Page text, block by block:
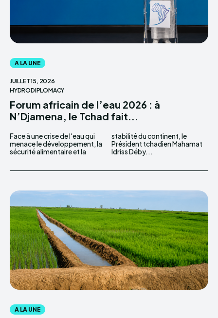
A LA UNE
JUILLET 15, 2026
HYDRODIPLOMACY
Forum africain de l’eau 2026 : à
N’Djamena, le Tchad fait...
Face à une crise de l'eau qui
menace le développement, la
sécurité alimentaire et la
stabilité du continent, le
Président tchadien Mahamat
Idriss Déby...
A LA UNE